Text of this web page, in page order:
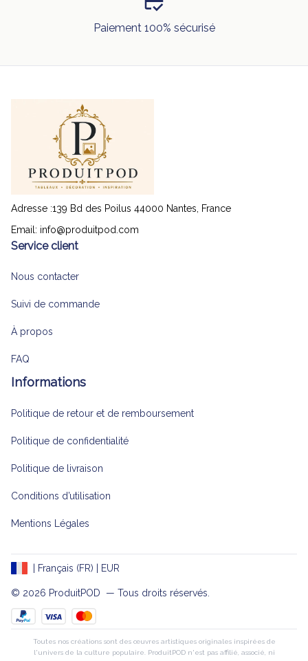
Paiement 100% sécurisé
Adresse :139 Bd des Poilus 44000 Nantes, France
Email: info@produitpod.com
Service client
Nous contacter
Suivi de commande
À propos
FAQ
Informations
Politique de retour et de remboursement
Politique de confidentialité
Politique de livraison
Conditions d’utilisation
Mentions Légales
| Français (FR) | EUR
© 2026 ProduitPOD — Tous droits réservés.
Toutes nos créations sont des œuvres artistiques originales inspirées de
l'univers de la culture populaire. ProduitPOD n'est pas affilié, associé, ni